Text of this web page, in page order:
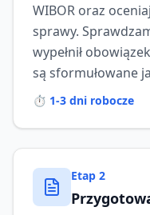
WIBOR oraz
sprawy.
wypełnił
są sformułowane
⏱️ 1-3 dni robocze
Etap 2